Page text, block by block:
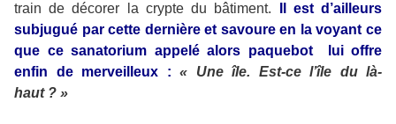
train de décorer la crypte du bâtiment.
Il est d’ailleurs
subjugué par cette dernière et savoure en la voyant ce
que ce sanatorium appelé alors paquebot lui offre
enfin de merveilleux : « Une île. Est-ce l’île du là-
haut ? »